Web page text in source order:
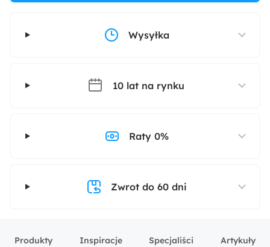
Wysyłka
10 lat na rynku
Raty 0%
Zwrot do 60 dni
Produkty Inspiracje Specjaliści Artykuły